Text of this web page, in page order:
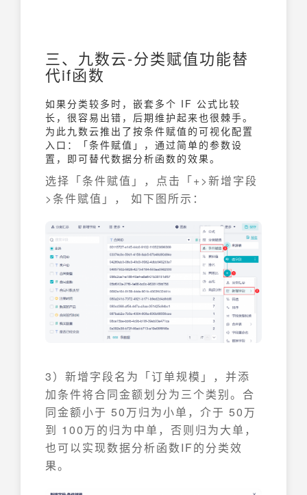
三、九数云-分类赋值功能替
代if函数
如果分类较多时，嵌套多个 IF 公式比较
长，很容易出错，后期维护起来也很棘手。
为此九数云推出了按条件赋值的可视化配置
入口：「条件赋值」，通过简单的参数设
置，即可替代数据分析函数的效果。
选择「条件赋值」，点击「+>新增字段
>条件赋值」， 如下图所示：
3）新增字段名为「订单规模」，并添
加条件将合同金额划分为三个类别。合
同金额小于 50万归为小单，介于 50万
到 100万的归为中单，否则归为大单，
也可以实现数据分析函数IF的分类效
果。